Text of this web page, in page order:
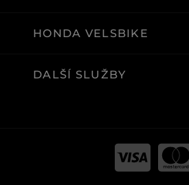
HONDA VELSBIKE
DALŠÍ SLUŽBY